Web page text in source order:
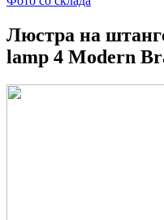
Люстра на
lamp 4 Modern